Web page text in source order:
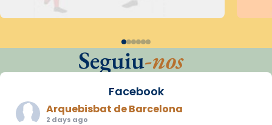
Seguiu-nos
Facebook
Arquebisbat de Barcelona
2 days ago